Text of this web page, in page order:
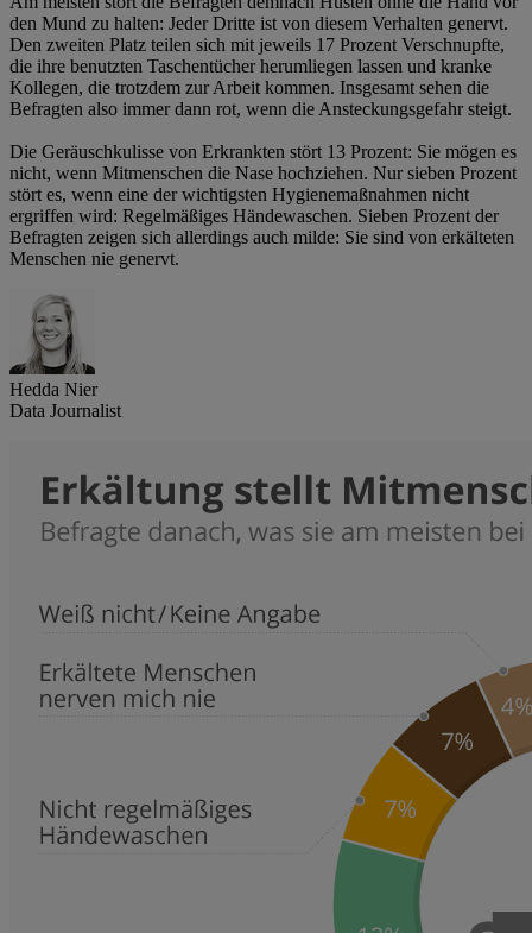
den Mund zu halten: Jeder Dritte ist von diesem Verhalten genervt.
Den zweiten Platz teilen sich mit jeweils 17 Prozent Verschnupfte,
die ihre benutzten Taschentücher herumliegen lassen und kranke
Kollegen, die trotzdem zur Arbeit kommen. Insgesamt sehen die
Befragten also immer dann rot, wenn die Ansteckungsgefahr steigt.
Die Geräuschkulisse von Erkrankten stört 13 Prozent: Sie mögen es
nicht, wenn Mitmenschen die Nase hochziehen. Nur sieben Prozent
stört es, wenn eine der wichtigsten Hygienemaßnahmen nicht
ergriffen wird: Regelmäßiges Händewaschen. Sieben Prozent der
Befragten zeigen sich allerdings auch milde: Sie sind von erkälteten
Menschen nie genervt.
Hedda Nier
Data Journalist